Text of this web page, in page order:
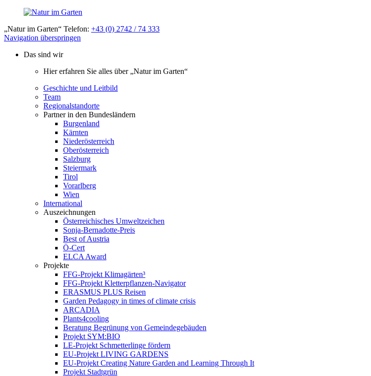
„Natur im Garten“ Telefon: +43 (0) 2742 / 74 333
Navigation überspringen
Das sind wir
Hier erfahren Sie alles über „Natur im Garten“
Geschichte und Leitbild
Team
Regionalstandorte
Partner in den Bundesländern
Burgenland
Kärnten
Niederösterreich
Oberösterreich
Salzburg
Steiermark
Tirol
Vorarlberg
Wien
International
Auszeichnungen
Österreichisches Umweltzeichen
Sonja-Bernadotte-Preis
Best of Austria
Ö-Cert
ELCA Award
Projekte
FFG-Projekt Klimagärten³
FFG-Projekt Kletterpflanzen-Navigator
ERASMUS PLUS Reisen
Garden Pedagogy in times of climate crisis
ARCADIA
Plants4cooling
Beratung Begrünung von Gemeindegebäuden
Projekt SYM:BIO
LE-Projekt Schmetterlinge fördern
EU-Projekt LIVING GARDENS
EU-Projekt Creating Nature Garden and Learning Through It
Projekt Stadtgrün